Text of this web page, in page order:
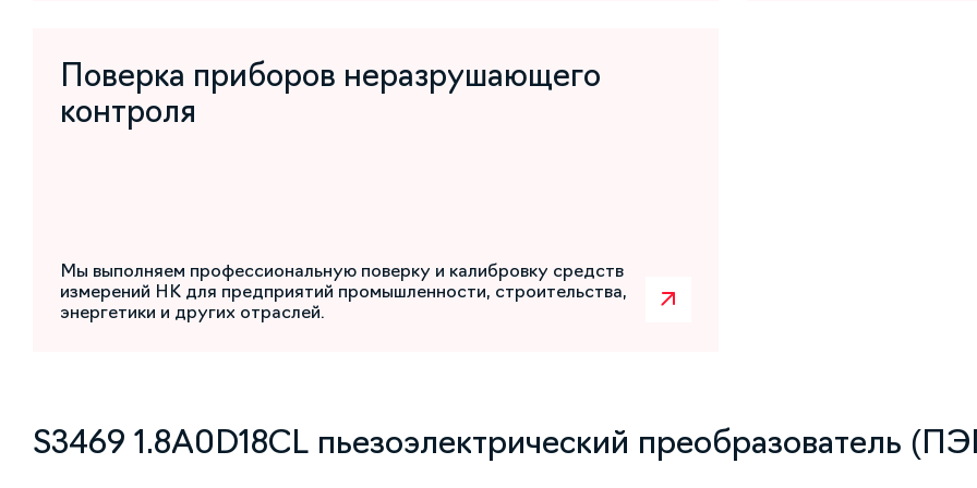
Поверка приборов неразрушающего
контроля
Мы выполняем профессиональную поверку и калибровку средств
измерений НК для предприятий промышленности, строительства,
энергетики и других отраслей.
S3469 1.8A0D18CL пьезоэлектрический преобразователь